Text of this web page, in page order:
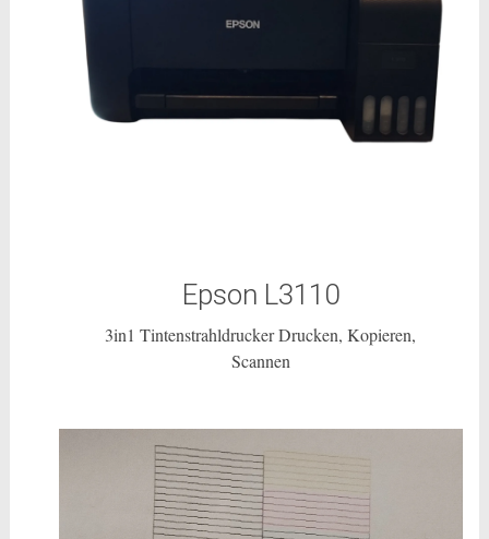
Epson L3110
3in1 Tintenstrahldrucker Drucken, Kopieren,
Scannen